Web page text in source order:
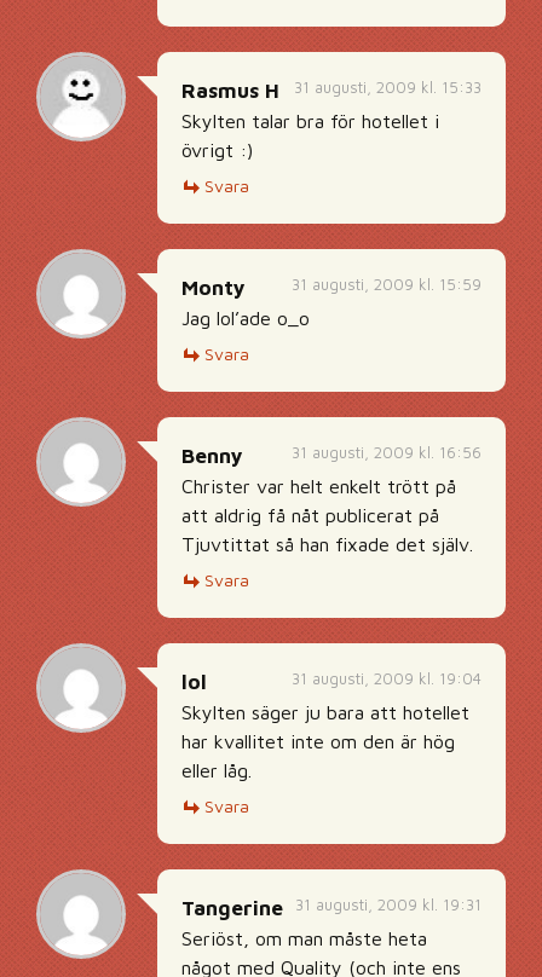
31 augusti, 2009 kl. 15:33
Rasmus H
Skylten talar bra för hotellet i
övrigt :)
Svara
31 augusti, 2009 kl. 15:59
Monty
Jag lol’ade o_o
Svara
31 augusti, 2009 kl. 16:56
Benny
Christer var helt enkelt trött på
att aldrig få nåt publicerat på
Tjuvtittat så han fixade det själv.
Svara
31 augusti, 2009 kl. 19:04
lol
Skylten säger ju bara att hotellet
har kvallitet inte om den är hög
eller låg.
Svara
31 augusti, 2009 kl. 19:31
Tangerine
Seriöst, om man måste heta
något med Quality (och inte ens